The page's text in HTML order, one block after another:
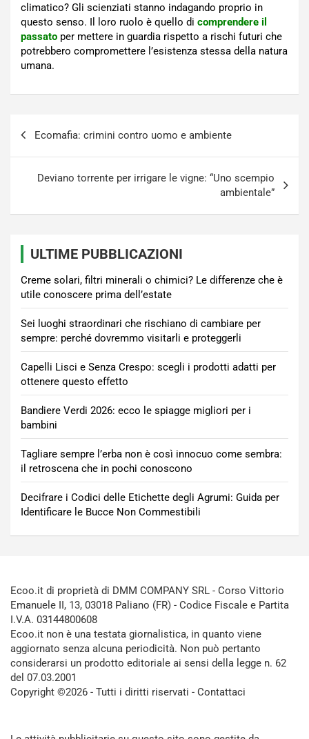
climatico? Gli scienziati stanno indagando proprio in
questo senso. Il loro ruolo è quello di comprendere il
passato per mettere in guardia rispetto a rischi futuri che
potrebbero compromettere l’esistenza stessa della natura
umana.
Ecomafia: crimini contro uomo e ambiente
Deviano torrente per irrigare le vigne: “Uno scempio
ambientale”
ULTIME PUBBLICAZIONI
Creme solari, filtri minerali o chimici? Le differenze che è
utile conoscere prima dell’estate
Sei luoghi straordinari che rischiano di cambiare per
sempre: perché dovremmo visitarli e proteggerli
Capelli Lisci e Senza Crespo: scegli i prodotti adatti per
ottenere questo effetto
Bandiere Verdi 2026: ecco le spiagge migliori per i
bambini
Tagliare sempre l’erba non è così innocuo come sembra:
il retroscena che in pochi conoscono
Decifrare i Codici delle Etichette degli Agrumi: Guida per
Identificare le Bucce Non Commestibili
Ecoo.it di proprietà di DMM COMPANY SRL - Corso Vittorio
Emanuele II, 13, 03018 Paliano (FR) - Codice Fiscale e Partita
I.V.A. 03144800608
Ecoo.it non è una testata giornalistica, in quanto viene
aggiornato senza alcuna periodicità. Non può pertanto
considerarsi un prodotto editoriale ai sensi della legge n. 62
del 07.03.2001
Copyright ©2026 - Tutti i diritti riservati - Contattaci